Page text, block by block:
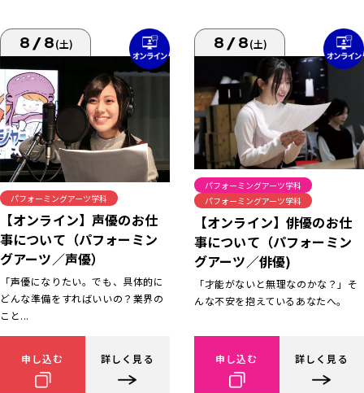
8/8(土)
パフォーミングアーツ学科
【オンライン】声優のお仕
事について（パフォーミン
グアーツ／声優）
「声優になりたい。でも、具体的に
どんな準備をすればいいの？業界の
こと...
申し込む 詳しく見る
8/8(土)
パフォーミングアーツ学科
パフォーミングアーツ学科
【オンライン】俳優のお仕
事について（パフォーミン
グアーツ／俳優)
「才能がないと無理なのかな？」そ
んな不安を抱えているあなたへ。
申し込む 詳しく見る